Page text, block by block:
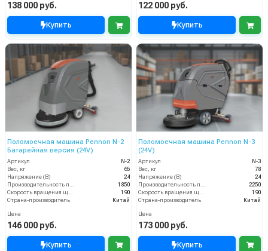
138 000 руб.
Купить
122 000 руб.
Купить
Поломоечная машина Pennon N-2
Батарейная версия (24V)
Артикул
N-2
Вес, кг
65
Напряжение (В)
24
1850
190
Страна-производитель
Китай
Цена
146 000 руб.
Купить
Поломоечная машина Pennon N-3
(24V)
Артикул
N-3
Вес, кг
78
Напряжение (В)
24
2250
190
Страна-производитель
Китай
Цена
173 000 руб.
Купить